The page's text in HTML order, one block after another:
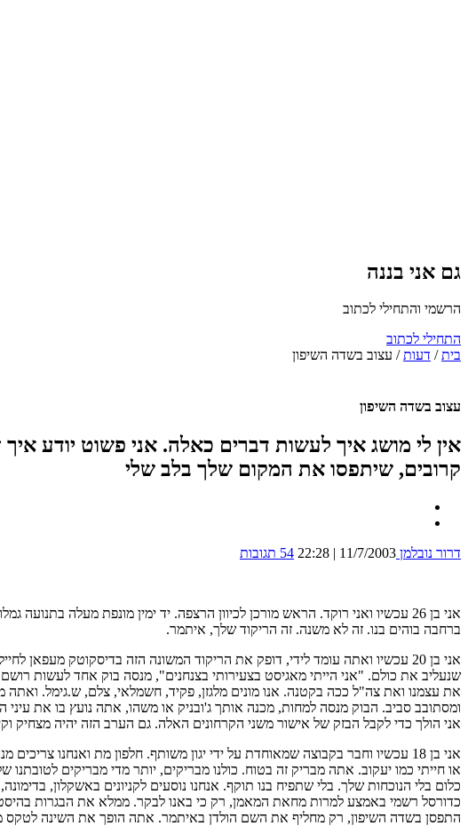
גם אני בננה
הרשמי והתחילי לכתוב
התחילי לכתוב
בית/ דעות/ עצוב בשדה השיפון
עצוב בשדה השיפון
אין לי מושג איך לעשות דברים כאלה. אני פשוט יודע
קרובים, שיתפסו את המקום שלך בלב שלי
דרור נובלמן 11/7/2003 | 22:28 54 תגובות
אני בן 26 עכשיו ואני רוקד. הראש מורכן לכיוון הרצפה. יד ימין מונפת מעלה
ברחבה בוהים בנו. זה לא משנה. זה הריקוד שלך, איתמר.
אני בן 20 עכשיו ואתה עומד לידי, דופק את הריקוד המשונה הזה בדיסקוטק
שנעליב את כולם. "אני הייתי מאגיסט בצעירותי בצנחנים", מנסה בוק אחד לעשות
ומסתובב סביב. הבוק מנסה למחות, מכנה אותך ג'ובניק או משהו, אתה נועץ בו את
אני הולך כדי לקבל הבזק של אישור משני הקרחונים האלה. גם הערב הזה יהיה מצחיק
אני בן 18 עכשיו וחבר בקבוצה שמאוחדת על ידי יגון משותף. חלפון מת ואנחנו
או חייתי כמו יעקוב. אתה מבריק זה בטוח. כולנו מבריקים, יותר מדי מבריקים
כלום בלי הנוכחות שלך. בלי שתפיח בנו תוקף. אנחנו נוסעים לקניונים באשקלון,
כדורסל רשמי באמצע למרות מחאת המאמן, רק כי באנו לבקר. ממלא את הבגרות
התפסן בשדה השיפון, רק מחליף את השם הולדן באיתמר. אתה הופך את השינה לטקס